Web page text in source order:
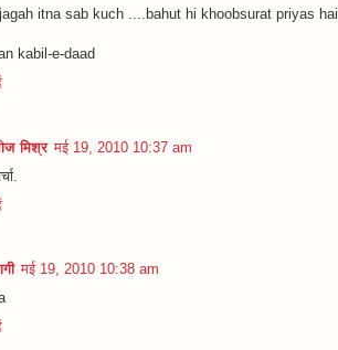
itna sab kuch ....bahut hi khoobsurat priyas hai
kabil-e-daad
मिश्र मई 19, 2010 10:37 am
मई 19, 2010 10:38 am